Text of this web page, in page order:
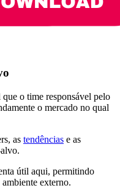
o time responsável pelo
o mercado no qual
as tendências e as
útil aqui, permitindo
externo.